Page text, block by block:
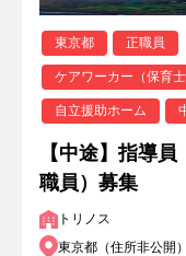
東京都 正職員
ケアワーカー（保育
自立援助ホーム
【中途】指導
職員）募集
トリノス
東京都（住所非公開）